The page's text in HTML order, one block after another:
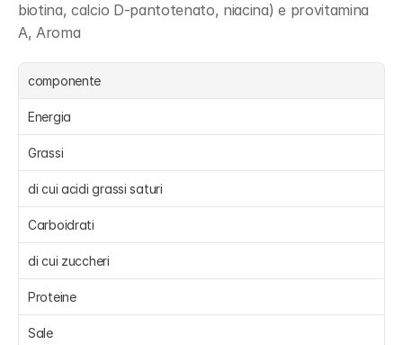
biotina, calcio D-pantotenato, niacina) e provitamina
A, Aroma
componente
Energia
Grassi
di cui acidi grassi saturi
Carboidrati
di cui zuccheri
Proteine
Sale